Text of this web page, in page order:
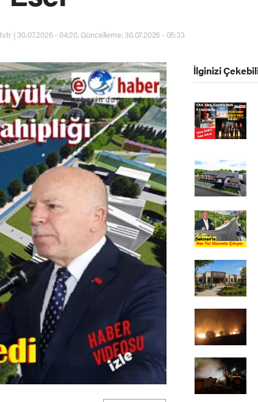
| 30.07.2026 - 04:20, Güncelleme: 30.07.2026 - 05:33
İlginizi